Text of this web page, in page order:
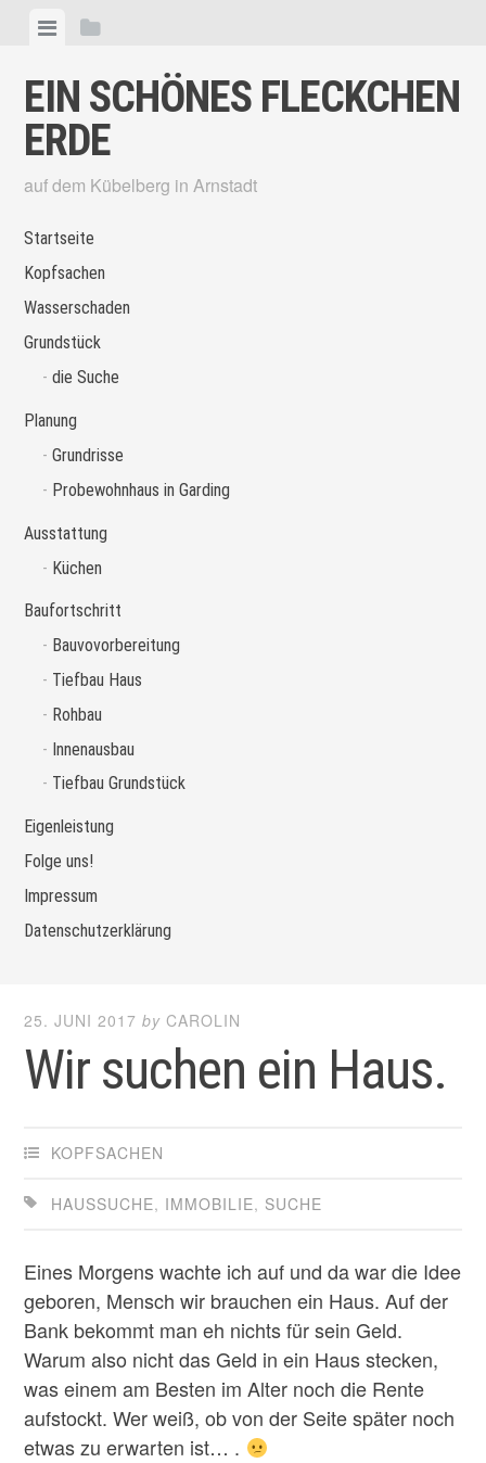
Skip
content
ViewView
EIN SCHÖNES FLECKCHEN
ERDE
auf dem Kübelberg in Arnstadt
Startseite
Kopfsachen
Wasserschaden
Grundstück
die Suche
Planung
Grundrisse
Probewohnhaus in Garding
Ausstattung
Küchen
Baufortschritt
Bauvovorbereitung
Tiefbau Haus
Rohbau
Innenausbau
Tiefbau Grundstück
Eigenleistung
Folge uns!
Impressum
Datenschutzerklärung
25. JUNI 2017 byCAROLIN
Wir suchen ein Haus.
KOPFSACHEN
HAUSSUCHE, IMMOBILIE, SUCHE
Eines Morgens wachte ich auf und da war die Idee
geboren, Mensch wir brauchen ein Haus. Auf der
Bank bekommt man eh nichts für sein Geld.
Warum also nicht das Geld in ein Haus stecken,
was einem am Besten im Alter noch die Rente
aufstockt. Wer weiß, ob von der Seite später noch
etwas zu erwarten ist… .